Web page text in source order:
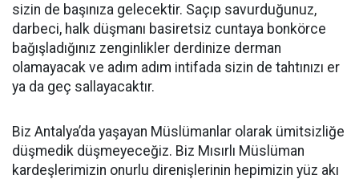
sizin de başınıza gelecektir. Saçıp savurduğunuz,
darbeci, halk düşmanı basiretsiz cuntaya bonkörce
bağışladığınız zenginlikler derdinize derman
olamayacak ve adım adım intifada sizin de tahtınızı er
ya da geç sallayacaktır.
Biz Antalya’da yaşayan Müslümanlar olarak ümitsizliğe
düşmedik düşmeyeceğiz. Biz Mısırlı Müslüman
kardeşlerimizin onurlu direnişlerinin hepimizin yüz akı